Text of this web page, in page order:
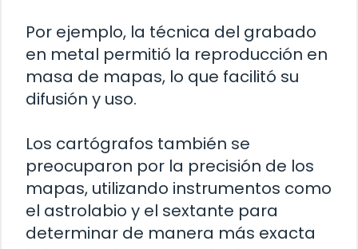
Por ejemplo, la técnica del grabado
en metal permitió la reproducción en
masa de mapas, lo que facilitó su
difusión y uso.
Los cartógrafos también se
preocuparon por la precisión de los
mapas, utilizando instrumentos como
el astrolabio y el sextante para
determinar de manera más exacta